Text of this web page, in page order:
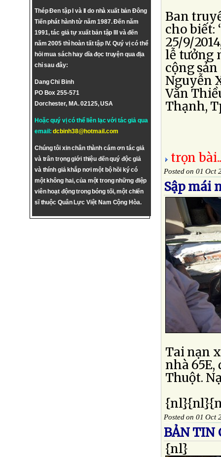
Thép Đen tập I và II do nhà xuất bản Đông
Tiến phát hành từ năm 1987. Đến năm
1991, tác giả tự xuất bản tập III và đến
năm 2005 thì hoàn tất tập IV. Quý vị có thể
hỏi mua sách hay dĩa đọc truyện qua địa
chỉ sau đây:
Dang Chi Binh
PO Box 255-571
Dorchester, MA. 02125, USA
Hoặc quý vị có thể liên lạc với tác giả qua
email:dcbinh38@hotmail.com
Chúng tôi xin chân thành cám ơn tác giả
và trân trọng giới thiệu đến quý độc giả
và thính giả khắp nơi một bộ hồi ký có
một không hai, của một trong những điệp
viên hoạt động trong bóng tối, một chiến
sĩ thuộc Quân Lực Việt Nam Cộng Hòa.
Ban
cho biết:
25/9/
lễ tưởng
cộng
Nguyễn
Văn
Thạnh,
trọn
Posted on 01 Oct
Sập mái
Tai nạn
nhà 65E,
Thuột.
Posted on 01 Oct
BẢN TIN
{nl}